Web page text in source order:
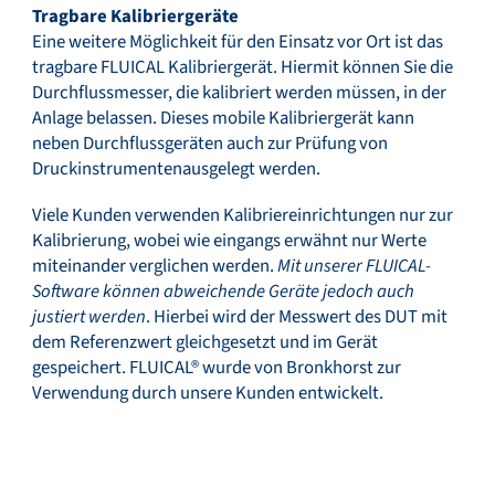
Tragbare Kalibriergeräte
Eine weitere Möglichkeit für den Einsatz vor Ort ist das
tragbare FLUICAL Kalibriergerät. Hiermit können Sie die
Durchflussmesser, die kalibriert werden müssen, in der
Anlage belassen. Dieses mobile Kalibriergerät kann
neben Durchflussgeräten auch zur Prüfung von
Druckinstrumentenausgelegt werden.
Viele Kunden verwenden Kalibriereinrichtungen nur zur
Kalibrierung, wobei wie eingangs erwähnt nur Werte
miteinander verglichen werden.Mit unserer FLUICAL-
Software können abweichende Geräte jedoch auch
justiert werden. Hierbei wird der Messwert des DUT mit
dem Referenzwert gleichgesetzt und im Gerät
gespeichert. FLUICAL® wurde von Bronkhorst zur
Verwendung durch unsere Kunden entwickelt.